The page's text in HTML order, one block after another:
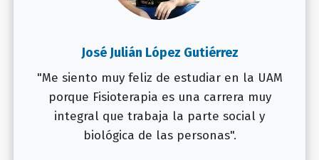
José Julián López Gutiérrez
"Me siento muy feliz de estudiar en la UAM
porque Fisioterapia es una carrera muy
integral que trabaja la parte social y
biológica de las personas".